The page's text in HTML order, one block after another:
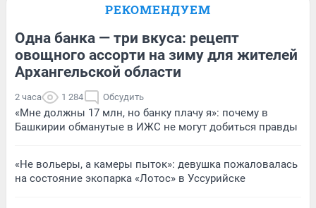
РЕКОМЕНДУЕМ
Одна банка — три вкуса: рецепт
овощного ассорти на зиму для жителей
Архангельской области
2 часа 1 284 Обсудить
«Мне должны 17 млн, но банку плачу я»: почему в
Башкирии обманутые в ИЖС не могут добиться правды
«Не вольеры, а камеры пыток»: девушка пожаловалась
на состояние экопарка «Лотос» в Уссурийске